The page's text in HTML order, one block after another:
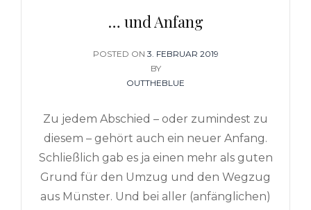
… und Anfang
POSTED ON POSTED
ON
3. FEBRUAR 2019
BY
OUTTHEBLUE
Zu jedem Abschied – oder zumindest zu
diesem – gehört auch ein neuer Anfang.
Schließlich gab es ja einen mehr als guten
Grund für den Umzug und den Wegzug
aus Münster. Und bei aller (anfänglichen)